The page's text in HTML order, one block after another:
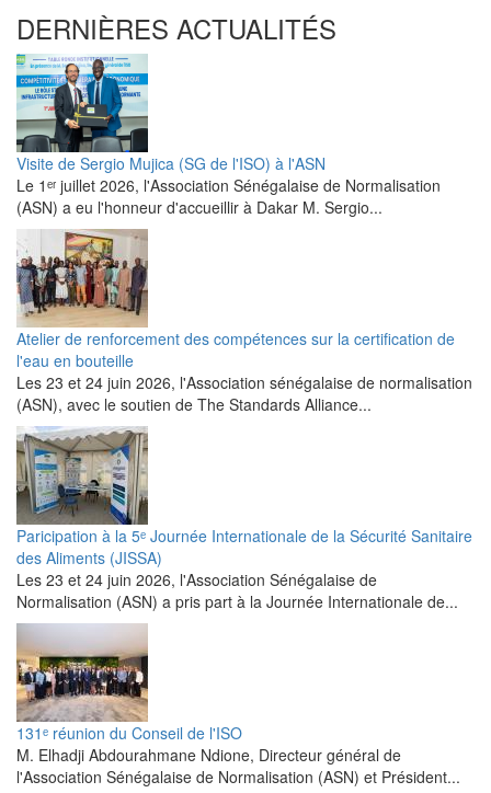
DERNIÈRES ACTUALITÉS
Visite de Sergio Mujica (SG de l'ISO) à l'ASN
Le 1ᵉʳ juillet 2026, l'Association Sénégalaise de Normalisation
(ASN) a eu l'honneur d'accueillir à Dakar M. Sergio...
Atelier de renforcement des compétences sur la certification de
l'eau en bouteille
Les 23 et 24 juin 2026, l'Association sénégalaise de normalisation
(ASN), avec le soutien de The Standards Alliance...
Paricipation à la 5ᵉ Journée Internationale de la Sécurité Sanitaire
des Aliments (JISSA)
‎Les 23 et 24 juin 2026, l'Association Sénégalaise de
Normalisation (ASN) a pris part à la Journée Internationale de...
131ᵉ réunion du Conseil de l'ISO
M. Elhadji Abdourahmane Ndione, Directeur général de
l'Association Sénégalaise de Normalisation (ASN) et Président...